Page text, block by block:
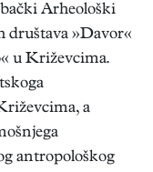
Arheološki
društava »Davor«
u Križevcima.
a
antropološkog